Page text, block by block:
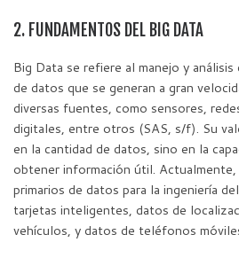
2. FUNDAMENTOS DEL BIG DATA
Big Data se refiere al manejo y
de datos que se generan a gran
diversas fuentes, como sensores,
digitales, entre otros (SAS, s/f). Su
en la cantidad de datos, sino en la
obtener información útil.
primarios de datos para la ingeniería
tarjetas inteligentes, datos de
vehículos, y datos de teléfonos